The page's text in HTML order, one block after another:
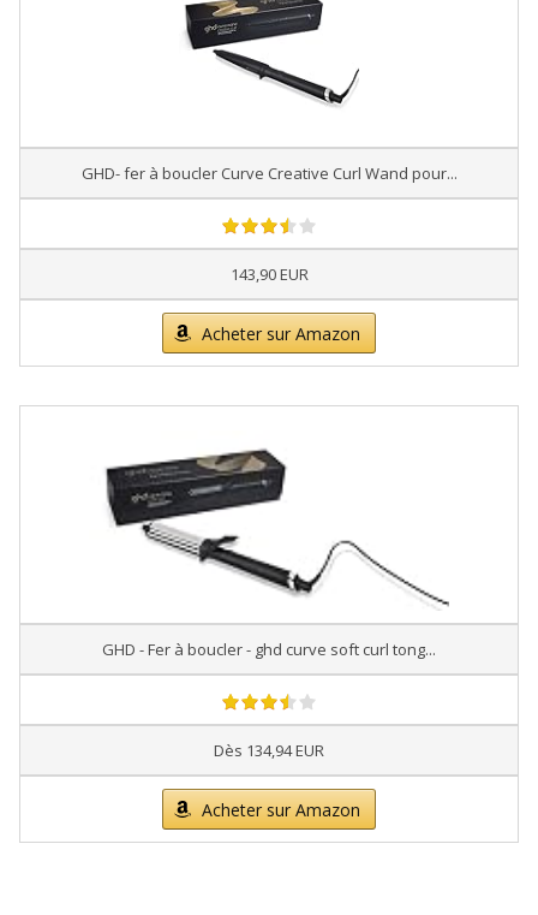
GHD- fer à boucler Curve Creative Curl Wand pour...
143,90 EUR
Acheter sur Amazon
GHD - Fer à boucler - ghd curve soft curl tong...
Dès 134,94 EUR
Acheter sur Amazon